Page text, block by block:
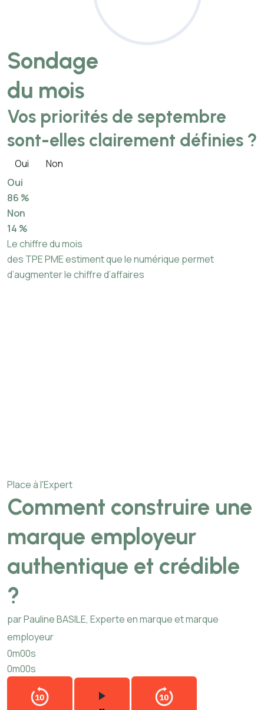
Sondage
du mois
Vos priorités de septembre
sont-elles clairement définies ?
Oui
Non
Oui
86 %
Non
14 %
Le chiffre du mois
des TPE PME estiment que le numérique permet
d’augmenter le chiffre d’affaires
Place à l'Expert
Comment construire une
marque employeur
authentique et crédible
?
par Pauline BASILE, Experte en marque et marque
employeur
0m00s
0m00s